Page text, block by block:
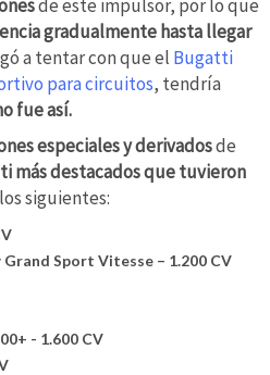
de este impulsor, por lo que
gradualmente hasta llegar
a tentar con que el Bugatti
para circuitos, tendría
fue así.
especiales y derivadosde
más destacados que tuvieron
siguientes:
Grand Sport Vitesse – 1.200 CV
- 1.600 CV